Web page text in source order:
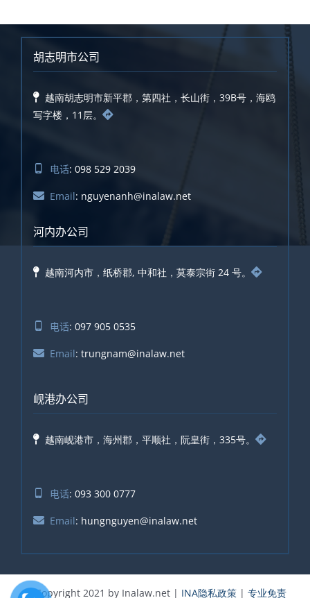
胡志明市公司
越南胡志明市新平郡，第四社，长山街，39B号，海鸥
写字楼，11层。
电话: 098 529 2039
Email: nguyenanh@inalaw.net
河内办公司
越南河内市，纸桥郡, 中和社，莫泰宗街 24 号。
电话: 097 905 0535
Email: trungnam@inalaw.net
岘港办公司
越南岘港市，海州郡，平顺社，阮皇街，335号。
电话: 093 300 0777
Email: hungnguyen@inalaw.net
© Copyright 2021 by Inalaw.net | INA隐私政策| 专业免责